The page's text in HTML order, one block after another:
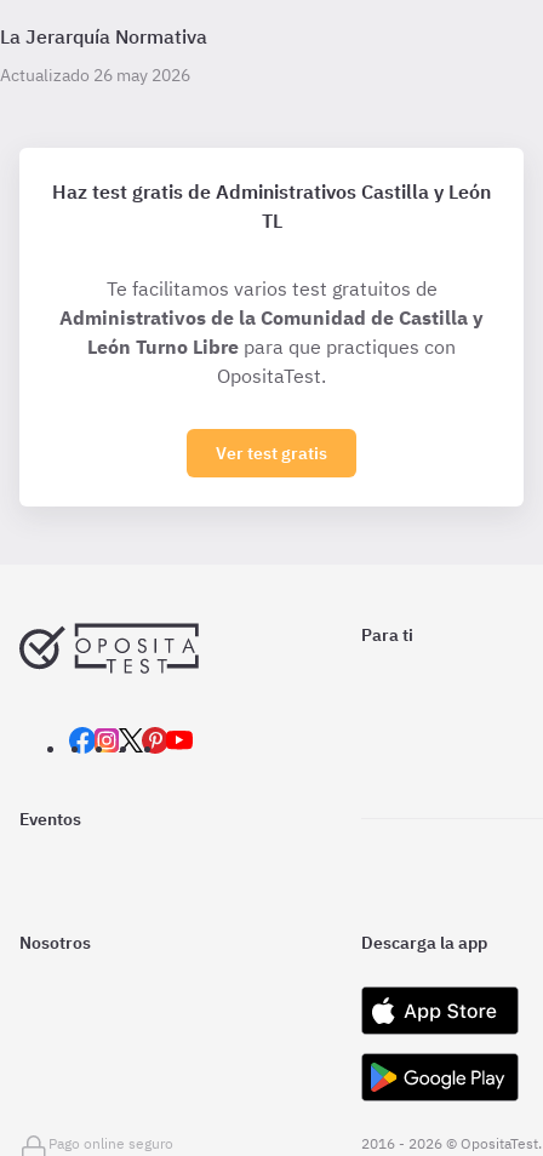
La Jerarquía Normativa
Actualizado 26 may 2026
Haz test gratis de Administrativos Castilla y León
TL
Te facilitamos varios test gratuitos de
Administrativos de la Comunidad de Castilla y
León Turno Libre para que practiques con
OpositaTest.
Ver test gratis
Para ti
Eventos
Nosotros Descarga la app
Pago online seguro
2016 - 2026 © OpositaTest.